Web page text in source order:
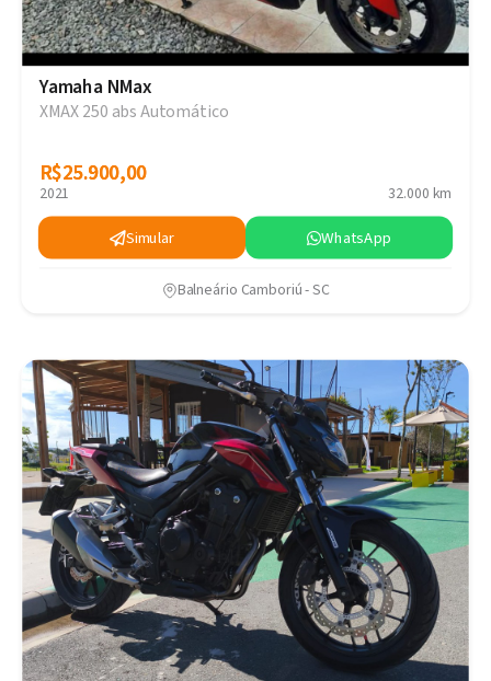
Yamaha NMax
XMAX 250 abs Automático
R$25.900,00
R$25.900,00
2021 32.000 km
Simular WhatsApp
Balneário Camboriú - SC